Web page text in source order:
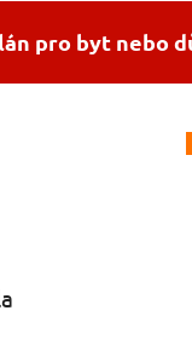
pro byt nebo